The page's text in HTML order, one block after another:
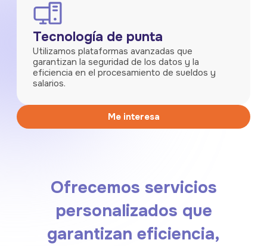
Tecnología de punta
Utilizamos plataformas avanzadas que
garantizan la seguridad de los datos y la
eficiencia en el procesamiento de sueldos y
salarios.
Me interesa
Ofrecemos servicios
personalizados que
garantizan eficiencia,